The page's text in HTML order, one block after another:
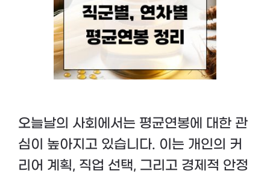
오늘날의 사회에서는 평균연봉에 대한 관
심이 높아지고 있습니다. 이는 개인의 커
리어 계획, 직업 선택, 그리고 경제적 안정